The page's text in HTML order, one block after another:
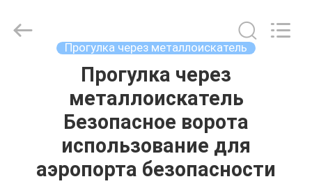
ПРОДУКТЫ
Rights
Прогулка через металлоискатель
Прогулка через
металлоискатель
Безопасное ворота
использование для
аэропорта безопасности